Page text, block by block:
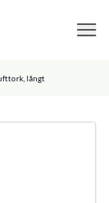
långt